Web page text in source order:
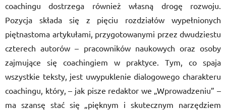
coachingu dostrzega również własną drogę rozwoju.
Pozycja składa się z pięciu rozdziałów wypełnionych
piętnastoma artykułami, przygotowanymi przez dwudziestu
czterech autorów – pracowników naukowych oraz osoby
zajmujące się coachingiem w praktyce. Tym, co spaja
wszystkie teksty, jest uwypuklenie dialogowego charakteru
coachingu, który, – jak pisze redaktor we „Wprowadzeniu” –
ma szansę stać się „pięknym i skutecznym narzędziem